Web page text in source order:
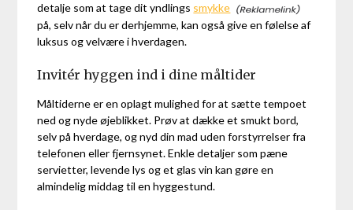
detalje som at tage dit yndlings smykke
på, selv når du er derhjemme, kan også give en følelse af
luksus og velvære i hverdagen.
Invitér hyggen ind i dine måltider
Måltiderne er en oplagt mulighed for at sætte tempoet
ned og nyde øjeblikket. Prøv at dække et smukt bord,
selv på hverdage, og nyd din mad uden forstyrrelser fra
telefonen eller fjernsynet. Enkle detaljer som pæne
servietter, levende lys og et glas vin kan gøre en
almindelig middag til en hyggestund.